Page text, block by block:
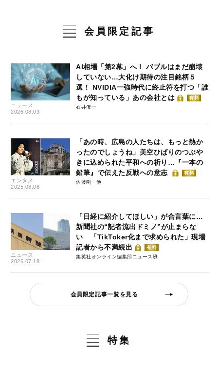
会員限定記事
ニュース
2026.08.03
AI相場「第2幕」へ！ バブルはまだ崩壊
していない…大化け期待の注目銘柄５
選！ NVIDIA一強時代に終止符を打つ「誰
もが知っている」あの会社とは
有料
石井僚一
エンタメ
2025.08.06
「あの時、広島の人たちは、もっと熱か
ったのでしょうね」美空ひばりのつぶや
きに込められた平和への祈り…『一本の
鉛筆』で伝えた反戦への意志
有料
佐藤剛
ニュース
2026.07.18
「日経に紹介してほしい」が合言葉に…
新聞社の“記者流出ドミノ”が止まらな
い 「TikToker化まで求められた」現場
記者から不満続出
有料
集英社オンライン編集部ニュース班
会員限定記事一覧を見る
特集